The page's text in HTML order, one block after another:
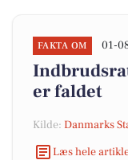
FAKTA OM 01-
er faldet
Kilde: Danmarks
Læs hele